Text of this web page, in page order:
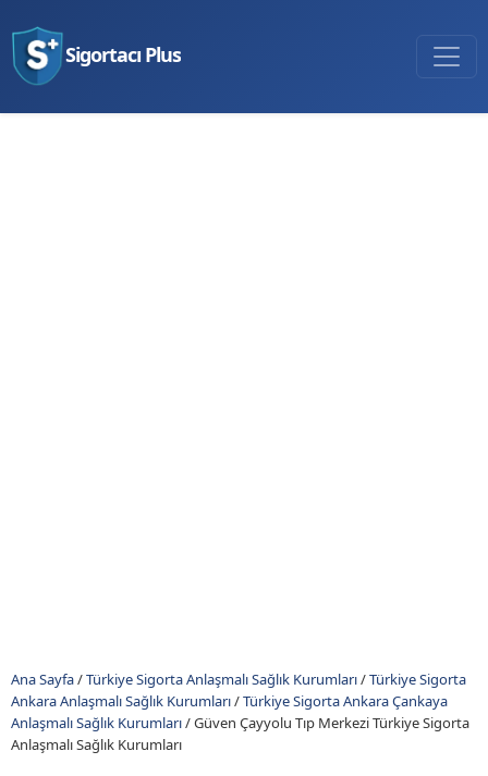
Sigortacı Plus
Ana Sayfa/Türkiye Sigorta Anlaşmalı Sağlık Kurumları/Türkiye Sigorta
Ankara Anlaşmalı Sağlık Kurumları/Türkiye Sigorta Ankara Çankaya
Anlaşmalı Sağlık Kurumları/Güven Çayyolu Tıp Merkezi Türkiye Sigorta
Anlaşmalı Sağlık Kurumları